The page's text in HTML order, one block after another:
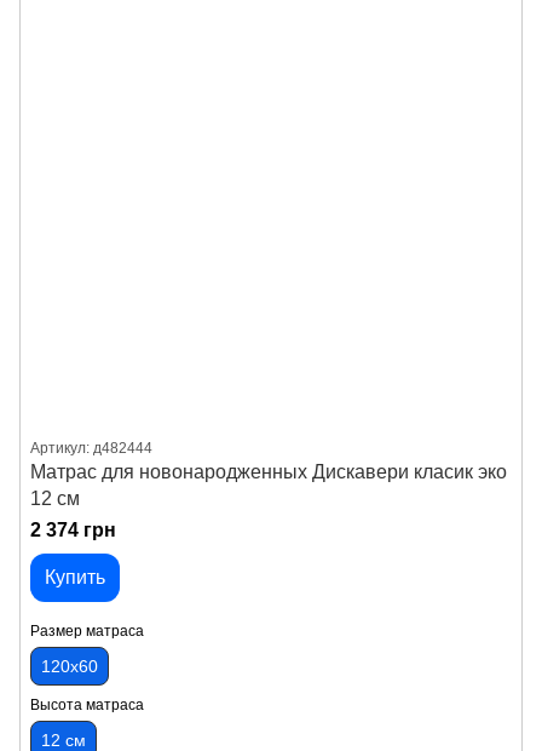
Артикул: д482444
Матрас для новонародженных Дискавери класик эко
12 см
2 374 грн
Купить
Размер матраса
120х60
Высота матраса
12 см